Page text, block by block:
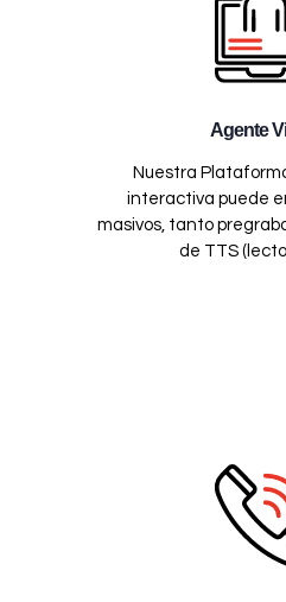
Agente
Nuestra
interactiva puede
masivos, tanto
de TTS